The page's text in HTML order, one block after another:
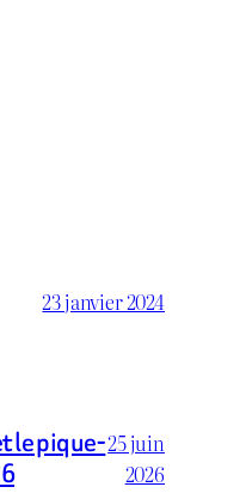
23 janvier 2024
le pique-25 juin
2026